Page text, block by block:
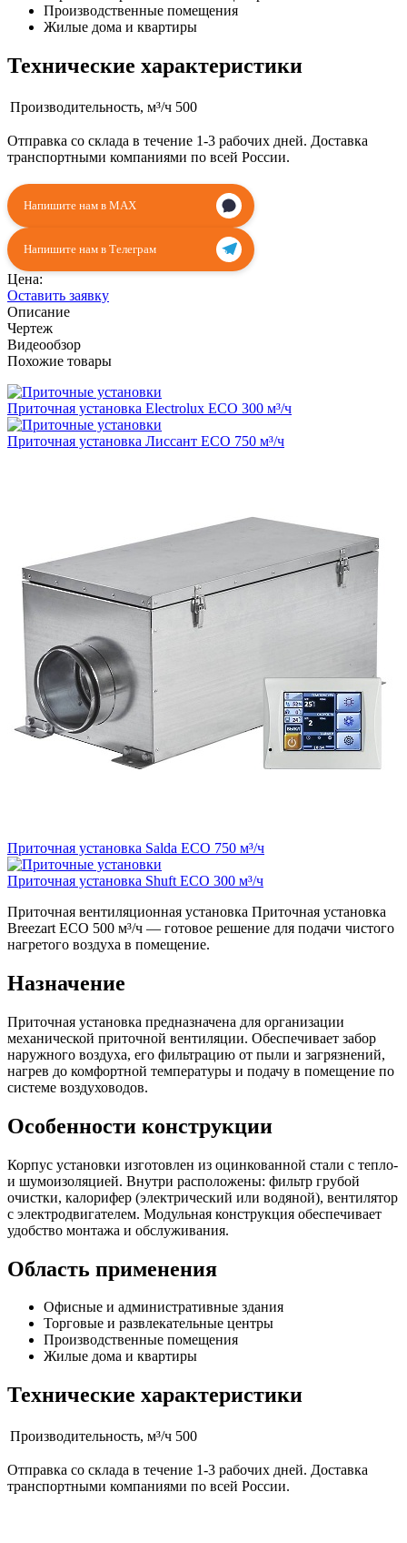
Производственные помещения
Жилые дома и квартиры
Технические характеристики
Производительность, м³/ч 500
Отправка со склада в течение 1-3 рабочих дней. Доставка
транспортными компаниями по всей России.
Напишите нам в MAX
Напишите нам в Телеграм
Цена:
Оставить заявку
Описание
Чертеж
Видеообзор
Похожие товары
Приточная установка Electrolux ECO 300 м³/ч
Приточная установка Лиссант ECO 750 м³/ч
Приточная установка Salda ECO 750 м³/ч
Приточная установка Shuft ECO 300 м³/ч
Приточная вентиляционная установка Приточная установка
Breezart ECO 500 м³/ч — готовое решение для подачи чистого
нагретого воздуха в помещение.
Назначение
Приточная установка предназначена для организации
механической приточной вентиляции. Обеспечивает забор
наружного воздуха, его фильтрацию от пыли и загрязнений,
нагрев до комфортной температуры и подачу в помещение по
системе воздуховодов.
Особенности конструкции
Корпус установки изготовлен из оцинкованной стали с тепло-
и шумоизоляцией. Внутри расположены: фильтр грубой
очистки, калорифер (электрический или водяной), вентилятор
с электродвигателем. Модульная конструкция обеспечивает
удобство монтажа и обслуживания.
Область применения
Офисные и административные здания
Торговые и развлекательные центры
Производственные помещения
Жилые дома и квартиры
Технические характеристики
Производительность, м³/ч 500
Отправка со склада в течение 1-3 рабочих дней. Доставка
транспортными компаниями по всей России.